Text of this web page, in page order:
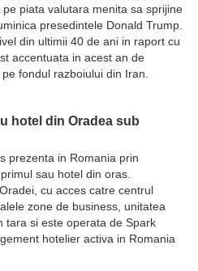
piata valutara menita sa sprijine
presedintele Donald Trump.
din ultimii 40 de ani in raport cu
accentuata in acest an de
fondul razboiului din Iran.
hotel din Oradea sub
prezenta in Romania prin
sau hotel din oras.
cu acces catre centrul
zone de business, unitatea
tara si este operata de Spark
hotelier activa in Romania